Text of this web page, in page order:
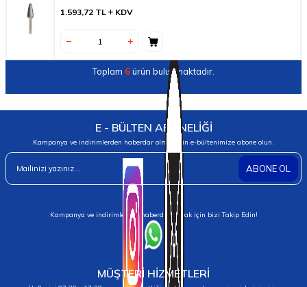
1.593,72 TL KDV
Toplam 6ürün bulunmaktadır.
E - BÜLTEN ABONELİĞİ
Kampanya ve indirimlerden haberdar olmak için e-bültenimize abone olun.
ABONE OL
Kampanya ve indirimlerden haberdar olmak için bizi Takip Edin!
MÜŞTERİ HİZMETLERİ